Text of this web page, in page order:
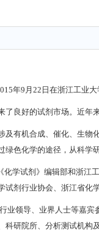
年9月22日在浙江工业
良好的试剂市场。近年
有机合成、催化、生物
绿色化学的途径，从科
试剂》编辑部和浙江
试剂行业协会、浙江省化
业领导、业界人士等嘉
科研院所、分析测试机